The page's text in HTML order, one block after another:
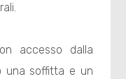
accesso dalla
una soffitta e un